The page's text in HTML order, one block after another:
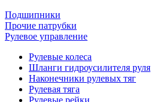
Подшипники
Прочие патрубки
Рулевое управление
Рулевые колеса
Шланги гидроусилителя руля
Наконечники рулевых тяг
Рулевая тяга
Рулевые рейки